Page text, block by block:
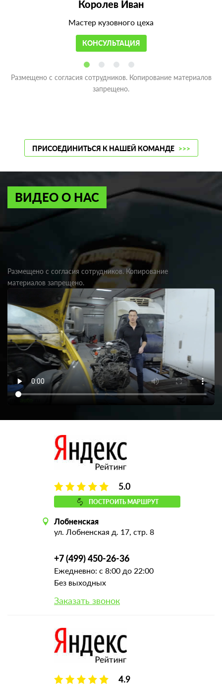
Королев Иван
Мастер кузовного цеха
КОНСУЛЬТАЦИЯ
Размещено с согласия сотрудников. Копирование материалов
запрещено.
ПРИСОЕДИНИТЬСЯ К НАШЕЙ КОМАНДЕ >>>
ВИДЕО О НАС
Размещено с согласия сотрудников. Копирование
материалов запрещено.
5.0
ПОСТРОИТЬ МАРШРУТ
Лобненская
ул. Лобненская д. 17, стр. 8
+7 (499) 450-26-36
Ежедневно: с 8:00 до 22:00
Без выходных
Заказать звонок
4.9